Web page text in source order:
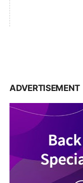
ADVERTISEMENT